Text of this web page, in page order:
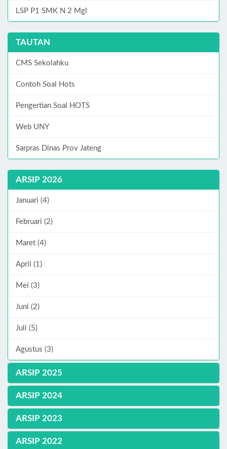
LSP P1 SMK N 2 Mgl
TAUTAN
CMS Sekolahku
Contoh Soal Hots
Pengertian Soal HOTS
Web UNY
Sarpras Dinas Prov Jateng
ARSIP 2026
Januari (4)
Februari (2)
Maret (4)
April (1)
Mei (3)
Juni (2)
Juli (5)
Agustus (3)
ARSIP 2025
ARSIP 2024
ARSIP 2023
ARSIP 2022